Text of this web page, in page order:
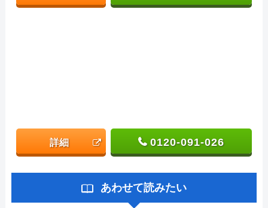
詳細 0120-091-026
あわせて読みたい